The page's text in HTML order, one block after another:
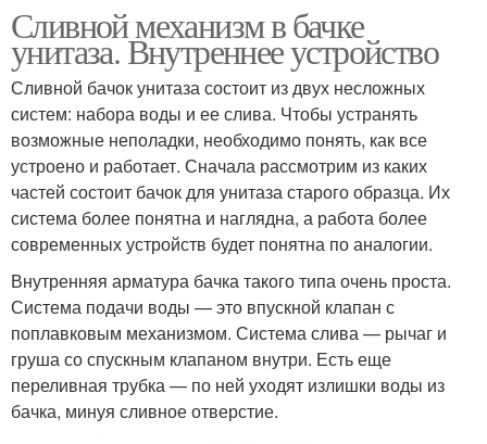
Сливной механизм в бачке
унитаза. Внутреннее устройство
Сливной бачок унитаза состоит из двух несложных
систем: набора воды и ее слива. Чтобы устранять
возможные неполадки, необходимо понять, как все
устроено и работает. Сначала рассмотрим из каких
частей состоит бачок для унитаза старого образца. Их
система более понятна и наглядна, а работа более
современных устройств будет понятна по аналогии.
Внутренняя арматура бачка такого типа очень проста.
Система подачи воды — это впускной клапан с
поплавковым механизмом. Система слива — рычаг и
груша со спускным клапаном внутри. Есть еще
переливная трубка — по ней уходят излишки воды из
бачка, минуя сливное отверстие.